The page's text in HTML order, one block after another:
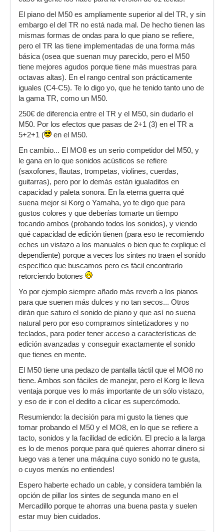
Por otro lado, puesto q yo tocaba piano, había
ido con la idea de un Yamaha, en concreto el
MO8, el cual sale algo más barato q los
anteriores, sin embargo, ya q me estoy metiendo
en el mundillo de los sintetizadores
probablemente cuando entienda un poco más de
esto me arrepienta si ahora elijo uno únicamente
sólo he podido probar los 2 anteriores.
Así q me gustaría un poco de ayuda a mí tb.
Muchas gracias!!
El piano del M50 es ampliamente superior al del TR, y sin
embargo el del TR no está nada mal. De hecho tienen las
mismas formas de ondas para lo que piano se refiere,
pero el TR las tiene implementadas de una forma más
básica (osea que suenan muy parecido, pero el M50
tiene mejores agudos porque tiene más muestras para
octavas altas). En el rango central son prácticamente
iguales (C4-C5). Te lo digo yo, que he tenido tanto uno de
la gama TR, como un M50.
250€ de diferencia entre el TR y el M50, sin dudarlo el
M50. Por los efectos que pasas de 2+1 (3) en el TR a
5+2+1 (
en el M50.
En cambio... El MO8 es un serio competidor del M50, y
le gana en lo que sonidos acústicos se refiere
(saxofones, flautas, trompetas, violines, cuerdas,
guitarras), pero por lo demás están igualaditos en
capacidad y paleta sonora. En la eterna guerra qué
suena mejor si Korg o Yamaha, yo te digo que para
gustos colores y que deberías tomarte un tiempo
tocando ambos (probando todos los sonidos), y viendo
qué capacidad de edición tienen (para eso te recomiendo
eches un vistazo a los manuales o bien que te explique el
dependiente) porque a veces los sintes no traen el sonido
específico que buscamos pero es fácil encontrarlo
retorciendo botones
Yo por ejemplo siempre añado más reverb a los pianos
para que suenen más dulces y no tan secos... Otros
dirán que saturo el sonido de piano y que así no suena
natural pero por eso compramos sintetizadores y no
teclados, para poder tener acceso a características de
edición avanzadas y conseguir exactamente el sonido
que tienes en mente.
El M50 tiene una pedazo de pantalla táctil que el MO8 no
tiene. Ambos son fáciles de manejar, pero el Korg le lleva
ventaja porque ves lo más importante de un sólo vistazo,
y eso de ir con el dedito a clicar es supercómodo.
Resumiendo: la decisión para mi gusto la tienes que
tomar probando el M50 y el MO8, en lo que se refiere a
tacto, sonidos y la facilidad de edición. El precio a la larga
es lo de menos porque para qué quieres ahorrar dinero si
luego vas a tener una máquina cuyo sonido no te gusta,
o cuyos menús no entiendes!
Espero haberte echado un cable, y considera también la
opción de pillar los sintes de segunda mano en el
Mercadillo porque te ahorras una buena pasta y suelen
estar muy bien cuidados.